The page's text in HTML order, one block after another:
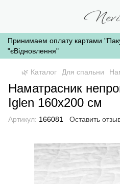
Принимаем оплату картами
"єВідновлення"
🌿 Каталог Для спальни
Наматрасник
Iglen 160x200 см
Артикул: 166081 Оставить